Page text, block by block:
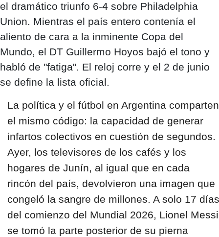
el dramático triunfo 6-4 sobre Philadelphia
Union. Mientras el país entero contenía el
aliento de cara a la inminente Copa del
Mundo, el DT Guillermo Hoyos bajó el tono y
habló de "fatiga". El reloj corre y el 2 de junio
se define la lista oficial.
La política y el fútbol en Argentina comparten
el mismo código: la capacidad de generar
infartos colectivos en cuestión de segundos.
Ayer, los televisores de los cafés y los
hogares de Junín, al igual que en cada
rincón del país, devolvieron una imagen que
congeló la sangre de millones. A solo 17 días
del comienzo del Mundial 2026, Lionel Messi
se tomó la parte posterior de su pierna